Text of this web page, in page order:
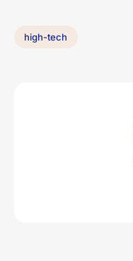
high-tech